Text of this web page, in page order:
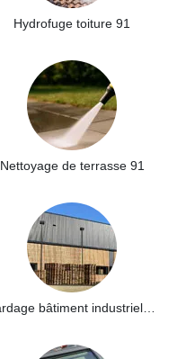
Hydrofuge toiture 91
Nettoyage de terrasse 91